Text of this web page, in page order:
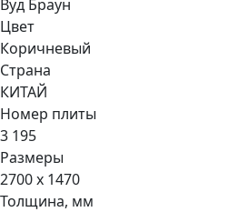
Вуд Браун
Цвет
Коричневый
Страна
КИТАЙ
Номер плиты
3 195
Размеры
2700 x 1470
Толщина, мм